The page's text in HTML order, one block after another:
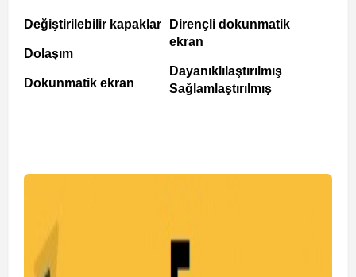
Değiştirilebilir kapaklar
Dolaşım
Dokunmatik ekran
Dirençli dokunmatik
ekran
Dayanıklılaştırılmış
Sağlamlaştırılmış